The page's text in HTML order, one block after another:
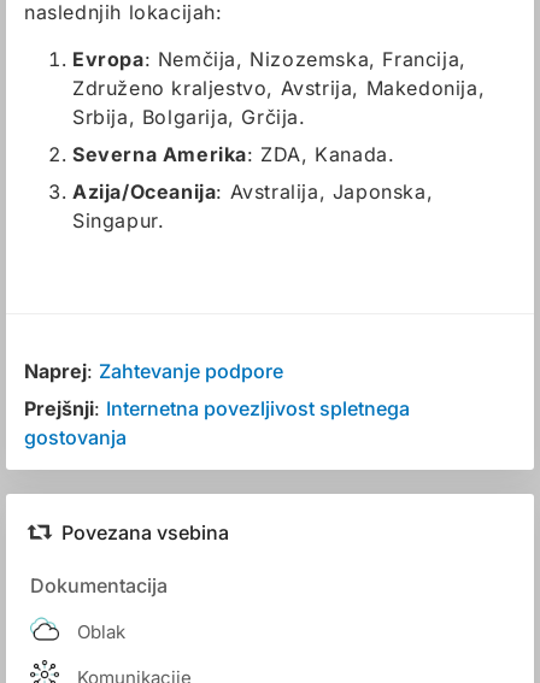
naslednjih lokacijah:
Evropa: Nemčija, Nizozemska, Francija,
Združeno kraljestvo, Avstrija, Makedonija,
Srbija, Bolgarija, Grčija.
Severna Amerika: ZDA, Kanada.
Azija/Oceanija: Avstralija, Japonska,
Singapur.
Naprej: Zahtevanje podpore
Prejšnji: Internetna povezljivost spletnega
gostovanja
Povezana vsebina
Dokumentacija
Oblak
Komunikacije